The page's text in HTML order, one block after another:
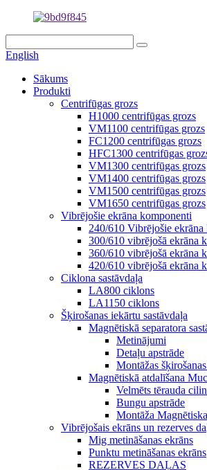
English
Sākums
Produkti
Centrifūgas grozs
H1000 centrifūgas grozs
VM1100 centrifūgas grozs
FC1200 centrifūgas grozs
HFC1300 centrifūgas
VM1300 centrifūgas grozs
VM1400 centrifūgas grozs
VM1500 centrifūgas grozs
VM1650 centrifūgas grozs
Vibrējošie ekrāna komponenti
240/610 Vibrējošie ekrāna
300/610 vibrējošā ekrāna
360/610 vibrējošā ekrāna
420/610 vibrējošā ekrāna
Ciklona sastāvdaļa
LA800 ciklons
LA1150 ciklons
Šķirošanas iekārtu sastāvdaļa
Magnētiskā separatora
Metinājumi
Detaļu apstrāde
Montāžas
Magnētiskā atdalīšana
Velmēts tērauda
Bungu apstrāde
Montāža
Vibrējošais ekrāns un rezerves
Mig metināšanas ekrāns
Punktu metināšanas ekrāns
REZERVES DAĻAS